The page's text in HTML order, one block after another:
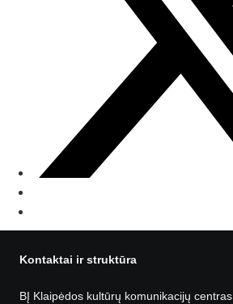
Kontaktai ir struktūra
BĮ Klaipėdos kultūrų komunikacijų centras